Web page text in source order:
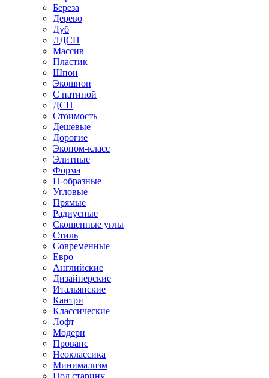
Береза
Дерево
Дуб
ЛДСП
Массив
Пластик
Шпон
Экошпон
С патиной
ДСП
Стоимость
Дешевые
Дорогие
Эконом-класс
Элитные
Форма
П-образные
Угловые
Прямые
Радиусные
Скошенные углы
Стиль
Современные
Евро
Английские
Дизайнерские
Итальянские
Кантри
Классические
Лофт
Модерн
Прованс
Неоклассика
Минимализм
Под старину